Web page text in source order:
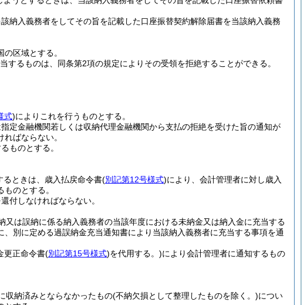
納入義務者をしてその旨を記載した口座振替契約解除届書を当該納入義務
区域とする。
するものは、同条第2項の規定によりその受領を拒絶することができる。
式)によりこれを行うものとする。
定金融機関若しくは収納代理金融機関から支払の拒絶を受けた旨の通知が
ばならない。
ものとする。
るときは、歳入払戻命令書(別記第12号様式)により、会計管理者に対し歳入
のとする。
付しなければならない。
は誤納に係る納入義務者の当該年度における未納金又は納入金に充当する
別に定める過誤納金充当通知書により当該納入義務者に充当する事項を通
更正命令書(別記第15号様式)を代用する。)により会計管理者に通知するもの
収納済みとならなかったもの(不納欠損として整理したものを除く。)につい